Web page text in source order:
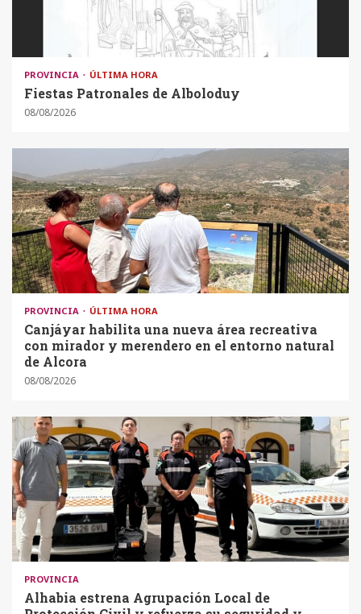
PROVINCIA ÚLTIMA HORA
Fiestas Patronales de Alboloduy
08/08/2026
PROVINCIA ÚLTIMA HORA
Canjáyar habilita una nueva área recreativa
con mirador y merendero en el entorno natural
de Alcora
08/08/2026
PROVINCIA
Alhabia estrena Agrupación Local de